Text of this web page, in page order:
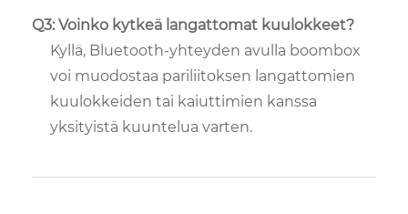
Q3: Voinko kytkeä langattomat kuulokkeet?
Kyllä, Bluetooth-yhteyden avulla boombox
voi muodostaa pariliitoksen langattomien
kuulokkeiden tai kaiuttimien kanssa
yksityistä kuuntelua varten.